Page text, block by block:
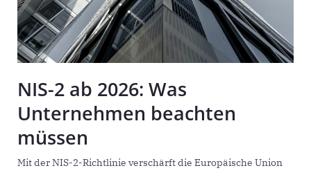
NIS-2 ab 2026: Was
Unternehmen beachten
müssen
Mit der NIS-2-Richtlinie verschärft die Europäische Union